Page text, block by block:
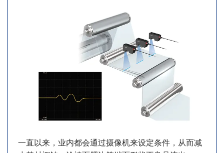
一直以来，业内都会通过摄像机来设定条件，从而减